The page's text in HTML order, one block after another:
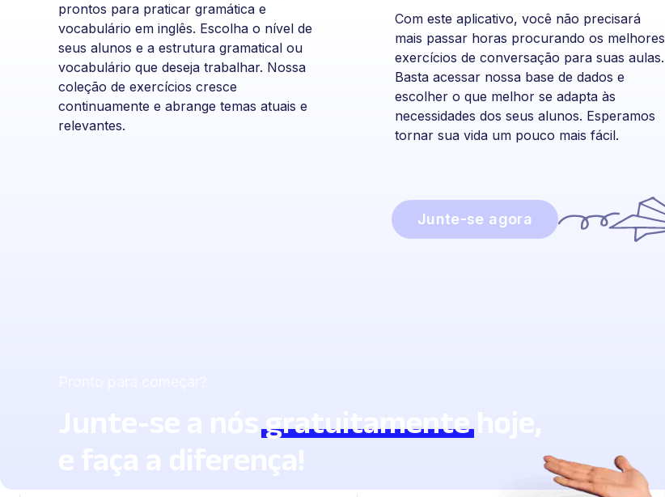
prontos para praticar gramática e
vocabulário em inglês. Escolha o nível de
seus alunos e a estrutura gramatical ou
vocabulário que deseja trabalhar. Nossa
coleção de exercícios cresce
continuamente e abrange temas atuais e
relevantes.
Com este aplicativo, você não precisará
mais passar horas procurando os melhores
exercícios de conversação para suas aulas.
Basta acessar nossa base de dados e
escolher o que melhor se adapta às
necessidades dos seus alunos. Esperamos
tornar sua vida um pouco mais fácil.
Junte-se agora
Junte-se a nósgratuitamentehoje,